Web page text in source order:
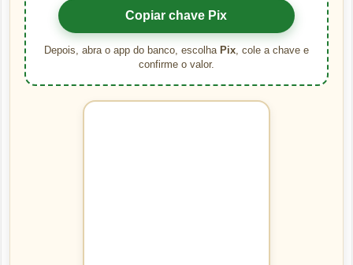
Copiar chave Pix
Depois, abra o app do banco, escolha Pix, cole a chave e
confirme o valor.